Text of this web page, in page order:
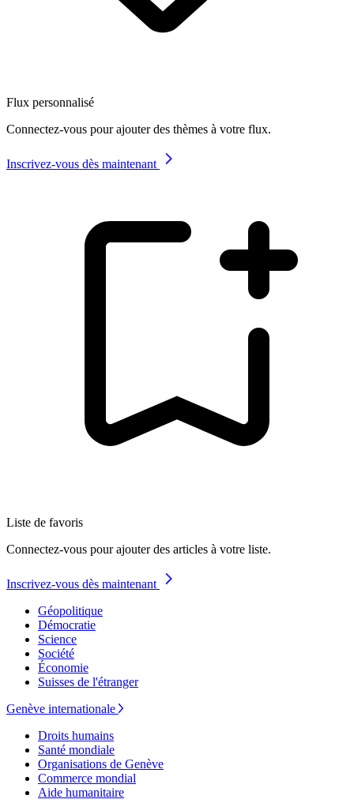
Flux personnalisé
Connectez-vous pour ajouter des thèmes à votre flux.
Inscrivez-vous dès maintenant
Liste de favoris
Connectez-vous pour ajouter des articles à votre liste.
Inscrivez-vous dès maintenant
Géopolitique
Démocratie
Science
Société
Économie
Suisses de l'étranger
Genève internationale
Droits humains
Santé mondiale
Organisations de Genève
Commerce mondial
Aide humanitaire